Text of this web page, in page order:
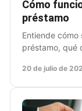
Cómo
préstamo
Entiende
préstamo, qué
20 de julio de